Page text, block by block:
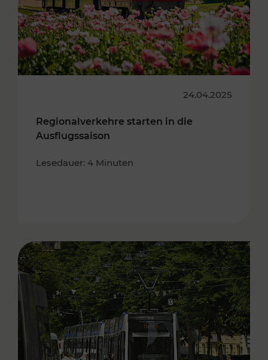
24.04.2025
Regionalverkehre starten in die
Ausflugssaison
Lesedauer: 4 Minuten